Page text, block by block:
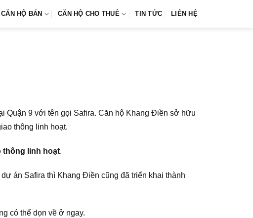
CĂN HỘ BÁN CĂN HỘ CHO THUÊ TIN TỨC LIÊN HỆ
Quận 9 với tên gọi Safira. Căn hộ Khang Điền sở hữu
thông linh hoạt.
thông linh hoạt.
án Safira thì Khang Điền cũng đã triển khai thành
có thể dọn về ở ngay.